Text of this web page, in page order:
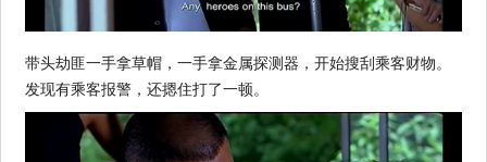
带头劫匪一手拿草帽，一手拿金属探测器，开始搜刮乘客财物。
发现有乘客报警，还摁住打了一顿。